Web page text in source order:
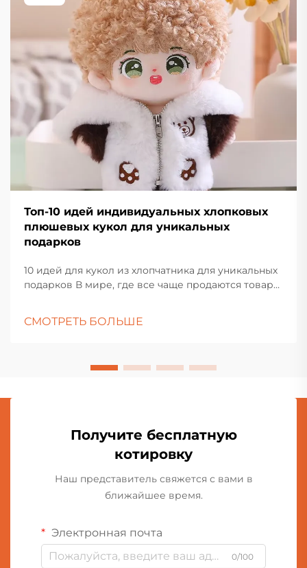
Топ-10 идей индивидуальных хлопковых
плюшевых кукол для уникальных
подарков
10 идей для кукол из хлопчатника для уникальных
подарков В мире, где все чаще продаются товары,
СМОТРЕТЬ БОЛЬШЕ
Получите бесплатную
котировку
Наш представитель свяжется с вами в
ближайшее время.
Электронная почта
0/100